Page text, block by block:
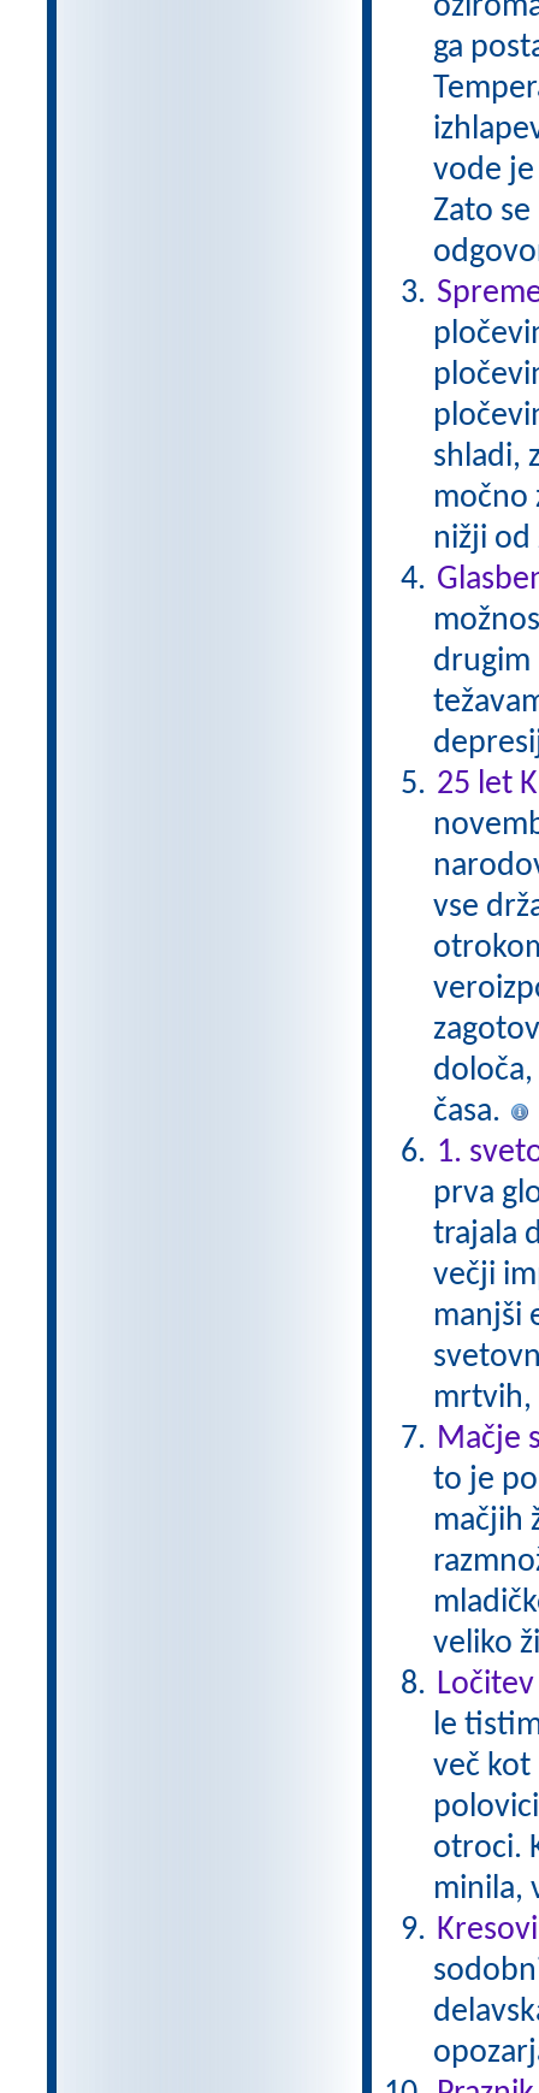
ga
vode
Zato
shladi,
močno
nižji od
drugim
25 let
vse
časa.
1.
prva
trajala
večji
manjši
mrtvih,
Mačje
to je
mačjih
veliko
Ločitev
le
več kot
otroci.
minila,
Kresovi